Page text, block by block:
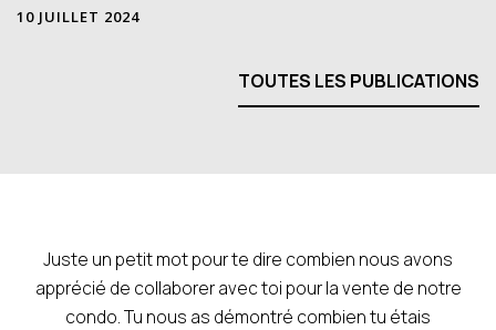
10 JUILLET 2024
TOUTES LES PUBLICATIONS
Juste un petit mot pour te dire combien nous avons
apprécié de collaborer avec toi pour la vente de notre
condo. Tu nous as démontré combien tu étais